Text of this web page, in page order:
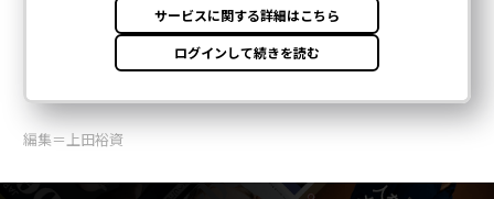
編集＝上田裕資